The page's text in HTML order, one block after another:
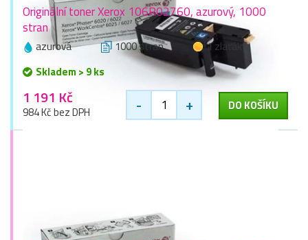
Originální toner Xerox 106R02760, azurový, 1000
stran
azurová 1000 stran
1 zlaťák
Skladem > 9 ks
1 191 Kč
984 Kč bez DPH - + DO KOŠÍKU